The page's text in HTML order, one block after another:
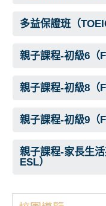
多益保證班（
親子課程-初級6（
親子課程-初級8（
親子課程-初級9（
親子課程-家長生
ESL）